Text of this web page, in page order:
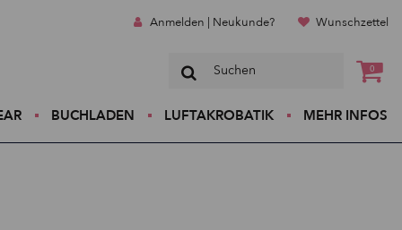
Anmelden | Neukunde? Wunschzettel
0
BUCHLADEN LUFTAKROBATIK MEHR INFOS